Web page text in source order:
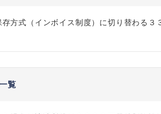
方式（インボイス制度）に切り替わる３
覧